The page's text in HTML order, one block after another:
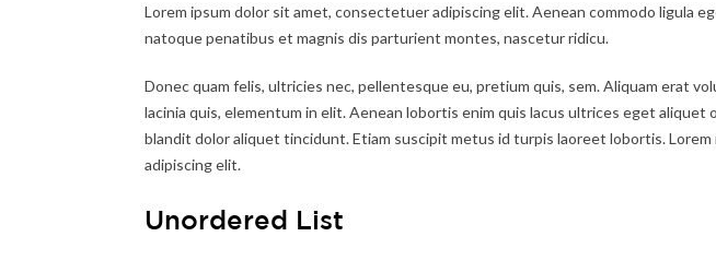
Lorem ipsum dolor sit amet, consectetuer adipiscing elit. Aenean commodo ligula
natoque penatibus et magnis dis parturient montes, nascetur ridicu.
Donec quam felis, ultricies nec, pellentesque eu, pretium quis, sem. Aliquam erat
lacinia quis, elementum in elit. Aenean lobortis enim quis lacus ultrices eget aliquet
blandit dolor aliquet tincidunt. Etiam suscipit metus id turpis laoreet lobortis.
adipiscing elit.
Unordered List